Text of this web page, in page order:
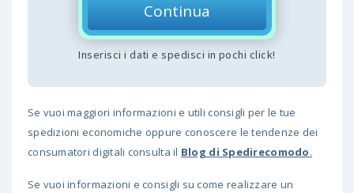
Continua
Inserisci i dati e spedisci in pochi click!
Se vuoi maggiori informazioni e utili consigli per le tue
spedizioni economiche oppure conoscere le tendenze dei
consumatori digitali consulta il Blog di Spedirecomodo.
Se vuoi informazioni e consigli su come realizzare un